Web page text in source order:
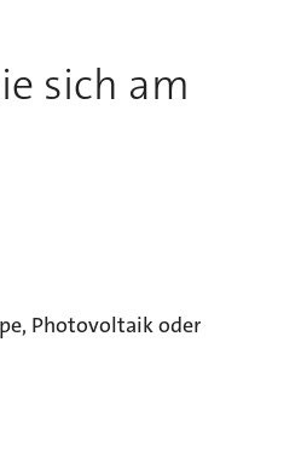
sich am
Photovoltaik oder